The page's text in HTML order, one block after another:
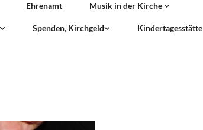
Ehrenamt Musik in der Kirche
Spenden, Kirchgeld Kindertagesstätte